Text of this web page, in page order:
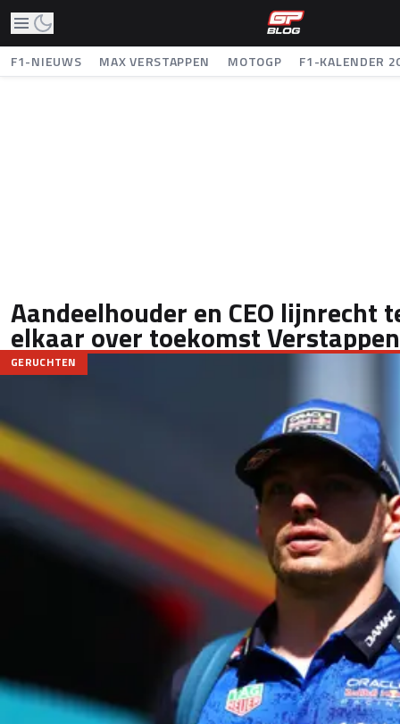
F1-NIEUWS MAX VERSTAPPEN MOTOGP F1-KALENDER
Aandeelhouder en CEO lijnrecht
elkaar over toekomst Verstappen
GERUCHTEN